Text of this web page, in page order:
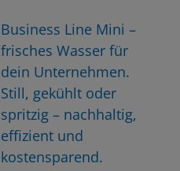
Business Line Mini –
frisches Wasser für
dein Unternehmen.
Still, gekühlt oder
spritzig – nachhaltig,
effizient und
kostensparend.